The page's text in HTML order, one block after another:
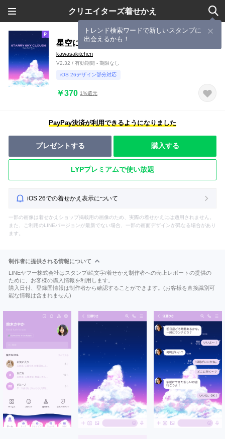
クリエイターズ着せかえ
トレンド検索ワードで新しいスタンプに
出会えるかも！
星空に入道雲
kawasakitchen
V2.32 / 有効期間 - 期限なし
iOS 26デザイン部分対応
￥370 1%還元
PayPay決済が利用できるようになりました
プレゼントする 購入する
LYPプレミアムで使い放題
iOS 26での着せかえ表示について
一部の画像は着せかえショップ掲載用の画像のため、実際の着せかえには適用されません。
また、ご利用のLINEバージョンが最新でない場合、一部の画面デザインが異なる場合があり
ます。
制作者に提供される情報について
LINEヤフー株式会社はスタンプ/絵文字/着せかえ制作者への売上レポートの提供の
ために、お客様の購入情報を利用します。
購入日付、登録国情報は制作者から確認することができます。(お客様を直接識別可
能な情報は含まれません)